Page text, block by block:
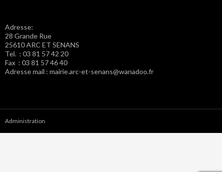
Adresse:
28 Grande Rue
25610 ARC ET SENANS
Tel. : 03 81 57 42 20
Fax : 03 81 57 46 40
Adresse mail : mairie.arc-et-senans@wanadoo.fr
Administration